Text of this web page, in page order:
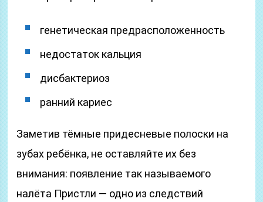
генетическая предрасположенность
недостаток кальция
дисбактериоз
ранний кариес
Заметив тёмные придесневые полоски на
зубах ребёнка, не оставляйте их без
внимания: появление так называемого
налёта Пристли — одно из следствий